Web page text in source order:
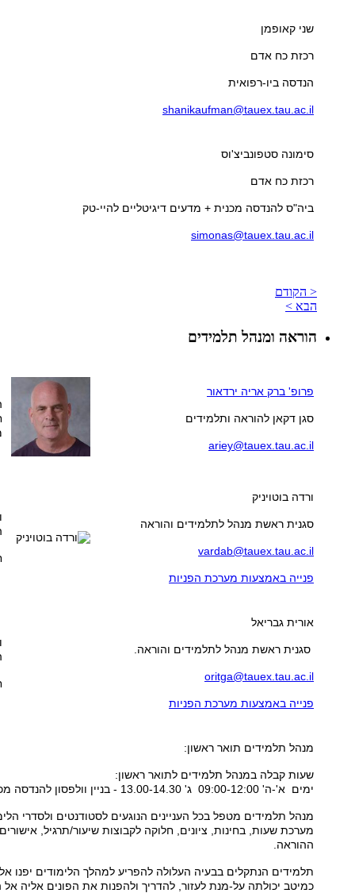
שני קאופמן
רכזת כח אדם
הנדסה ביו-רפואית
shanikaufman@tauex.tau.ac.il
סימונה סטפונביצ'וס
רכזת כח אדם
ביה"ס להנדסה מכנית + מדעים דיגיטליים להיי-טק
simonas@tauex.tau.ac.il
< הקודם
הבא >
הוראה ומנהל תלמידים
פרופ' ברק אריה ירדאור
סגן דקאן להוראה ותלמידים
ariey@tauex.tau.ac.il
ורדה בוטויניק
סגנית ראשת מנהל לתלמידים והוראה
vardab@tauex.tau.ac.il
פנייה באמצעות מערכת הפניות
אורית גבריאל
סגנית ראשת מנהל לתלמידים והוראה.
oritga@tauex.tau.ac.il
פנייה באמצעות מערכת הפניות
מנהל תלמידים תואר ראשון:
שעות קבלה במנהל תלמידים לתואר ראשון:
ימים א'-ה' 09:00-12:00 ג' 13.00-14.30 - בניין וולפסון להנדסה מכנית
מנהל תלמידים מטפל בכל העניינים הנוגעים לסטודנטים ולסדרי
מערכת שעות, בחינות, ציונים, חלוקה לקבוצות שיעור/תרגיל,
ההוראה.
תלמידים הנתקלים בבעיה העלולה להפריע למהלך הלימודים יפנו
כמיטב יכולתה על-מנת לעזור, להדריך ולהפנות את הפונים אליה